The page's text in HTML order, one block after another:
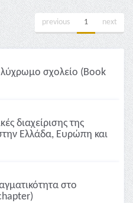
previous 1 next
σχολείο (Book
διαχείρισης της
Ελλάδα, Ευρώπη και
στο